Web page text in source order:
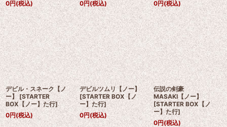
0円(税込)
0円(税込)
0円(税込)
デビル・スネーク【ノ
ー】 [STARTER
BOX【ノー】た行]
0円(税込)
デビルツムリ【ノー】
[STARTER BOX【ノ
ー】た行]
0円(税込)
伝説の剣豪
MASAKI【ノー】
[STARTER BOX【ノ
ー】た行]
0円(税込)